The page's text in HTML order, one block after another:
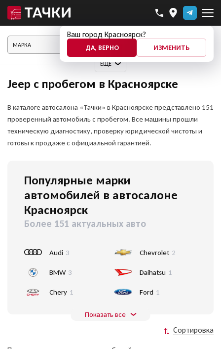
Ваш город Красноярск?
ДА, ВЕРНО ИЗМЕНИТЬ
ЕЩЕ
ПОКАЗАТЬ АВТО
Jeep с пробегом в Красноярске
В каталоге автосалона «Тачки» в Красноярске представлено 151
проверенный автомобиль с пробегом. Все машины прошли
техническую диагностику, проверку юридической чистоты и
готовы к продаже с официальной гарантией.
Популярные марки
автомобилей в автосалоне
Красноярск
Более 151 актуальных авто
Audi 3
BMW 3
Chery 1
Chevrolet 2
Daihatsu 1
Ford 1
Показать все
Сортировка